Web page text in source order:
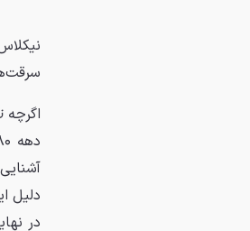
اگرچه
دهه ۸۰ میلادی بازمی‌گردد. به‌گزارش فیلمزی و به نقل از
دلیل
در